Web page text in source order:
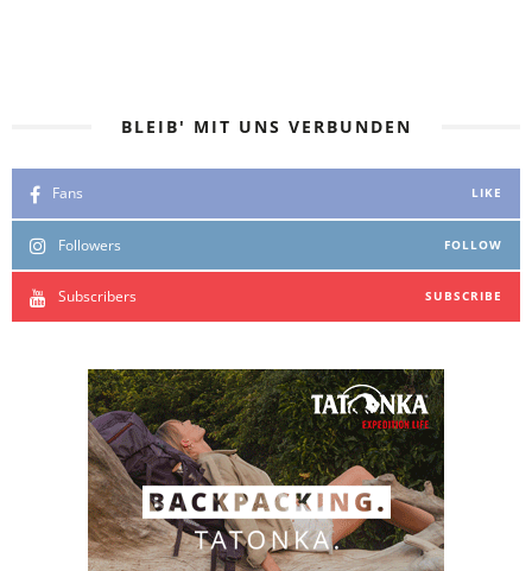
BLEIB' MIT UNS VERBUNDEN
Fans LIKE
Followers FOLLOW
Subscribers SUBSCRIBE